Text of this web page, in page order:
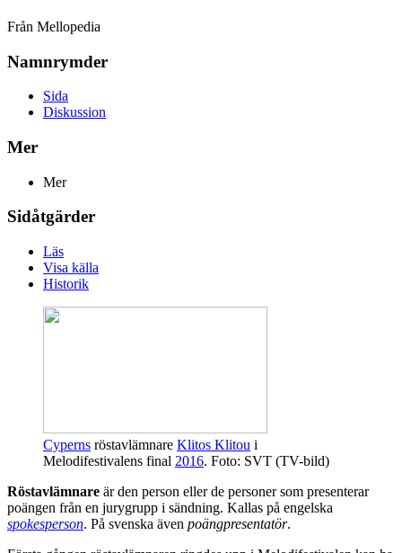
Från Mellopedia
Namnrymder
Sida
Diskussion
Mer
Mer
Sidåtgärder
Läs
Visa källa
Historik
Cyperns röstavlämnare Klitos Klitou i
Melodifestivalens final 2016. Foto: SVT (TV-bild)
Röstavlämnare är den person eller de personer som presenterar
poängen från en jurygrupp i sändning. Kallas på engelska
spokesperson. På svenska även poängpresentatör.